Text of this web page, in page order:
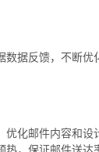
据反馈，不断优
化邮件内容和设
，保证邮件送达